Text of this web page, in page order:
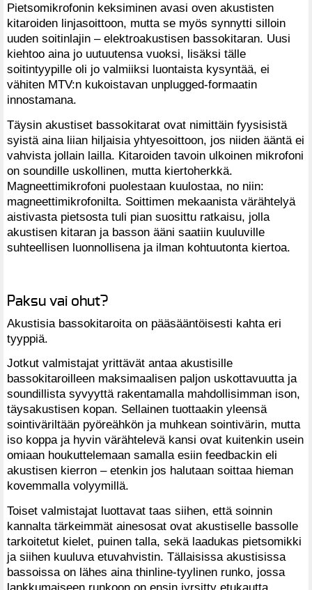
Pietsomikrofonin keksiminen avasi oven akustisten
kitaroiden linjasoittoon, mutta se myös synnytti silloin
uuden soitinlajin – elektroakustisen bassokitaran. Uusi
kiehtoo aina jo uutuutensa vuoksi, lisäksi tälle
soitintyypille oli jo valmiiksi luontaista kysyntää, ei
vähiten MTV:n kukoistavan unplugged-formaatin
innostamana.
Täysin akustiset bassokitarat ovat nimittäin fyysisistä
syistä aina liian hiljaisia yhtyesoittoon, jos niiden ääntä ei
vahvista jollain lailla. Kitaroiden tavoin ulkoinen mikrofoni
on soundille uskollinen, mutta kiertoherkkä.
Magneettimikrofoni puolestaan kuulostaa, no niin:
magneettimikrofonilta. Soittimen mekaanista värähtelyä
aistivasta pietsosta tuli pian suosittu ratkaisu, jolla
akustisen kitaran ja basson ääni saatiin kuuluville
suhteellisen luonnollisena ja ilman kohtuutonta kiertoa.
Paksu vai ohut?
Akustisia bassokitaroita on pääsääntöisesti kahta eri
tyyppiä.
Jotkut valmistajat yrittävät antaa akustisille
bassokitaroilleen maksimaalisen paljon uskottavuutta ja
soundillista syvyyttä rakentamalla mahdollisimman ison,
täysakustisen kopan. Sellainen tuottaakin yleensä
sointiväriltään pyöreähkön ja muhkean sointivärin, mutta
iso koppa ja hyvin värähtelevä kansi ovat kuitenkin usein
omiaan houkuttelemaan samalla esiin feedbackin eli
akustisen kierron – etenkin jos halutaan soittaa hieman
kovemmalla volyymillä.
Toiset valmistajat luottavat taas siihen, että soinnin
kannalta tärkeimmät ainesosat ovat akustiselle bassolle
tarkoitetut kielet, puinen talla, sekä laadukas pietsomikki
ja siihen kuuluva etuvahvistin. Tällaisissa akustisissa
bassoissa on lähes aina thinline-tyylinen runko, jossa
lankkumaiseen runkoon on ensin jyrsitty etukautta